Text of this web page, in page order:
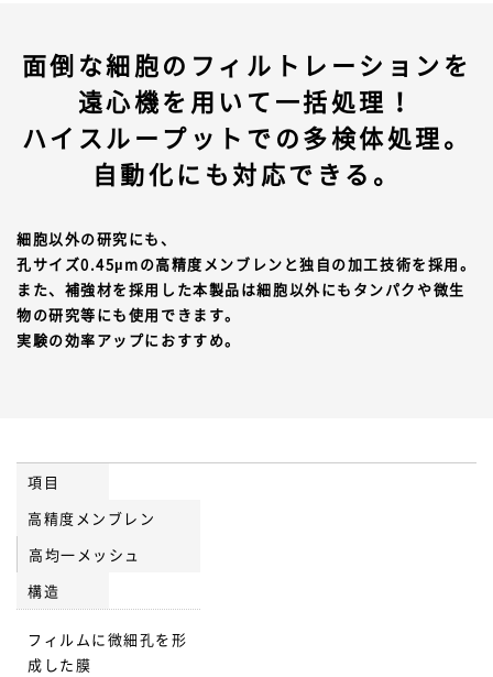
面倒な細胞のフィルトレーションを
遠心機を用いて一括処理！
ハイスループットでの多検体処理。
自動化にも対応できる。
細胞以外の研究にも、
孔サイズ0.45µmの高精度メンブレンと独自の加工技術を採用。
また、補強材を採用した本製品は細胞以外にもタンパクや微生
物の研究等にも使用できます。
実験の効率アップにおすすめ。
項目
高精度メンブレン
高均一メッシュ
構造
フィルムに微細孔を形
成した膜